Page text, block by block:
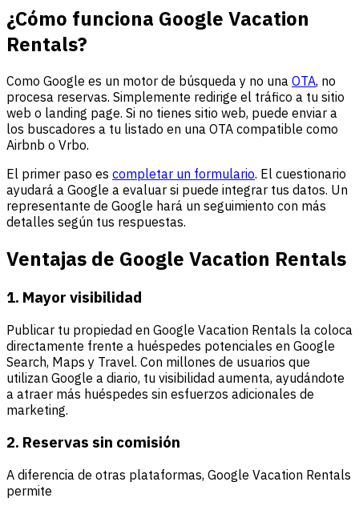
¿Cómo funciona Google Vacation
Rentals?
Como Google es un motor de búsqueda y no una OTA, no
procesa reservas. Simplemente redirige el tráfico a tu sitio
web o landing page. Si no tienes sitio web, puede enviar a
los buscadores a tu listado en una OTA compatible como
Airbnb o Vrbo.
El primer paso es completar un formulario. El cuestionario
ayudará a Google a evaluar si puede integrar tus datos. Un
representante de Google hará un seguimiento con más
detalles según tus respuestas.
Ventajas de Google Vacation Rentals
1. Mayor visibilidad
Publicar tu propiedad en Google Vacation Rentals la coloca
directamente frente a huéspedes potenciales en Google
Search, Maps y Travel. Con millones de usuarios que
utilizan Google a diario, tu visibilidad aumenta, ayudándote
a atraer más huéspedes sin esfuerzos adicionales de
marketing.
2. Reservas sin comisión
A diferencia de otras plataformas, Google Vacation Rentals
permite